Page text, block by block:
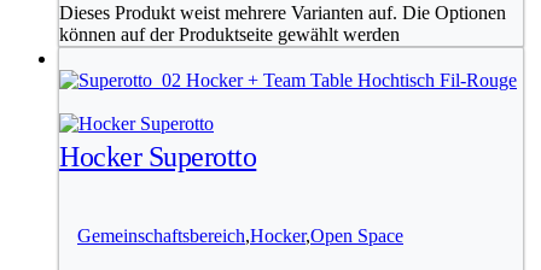
Dieses Produkt weist mehrere Varianten auf. Die Optionen
können auf der Produktseite gewählt werden
Hocker Superotto
Gemeinschaftsbereich,Hocker,Open Space